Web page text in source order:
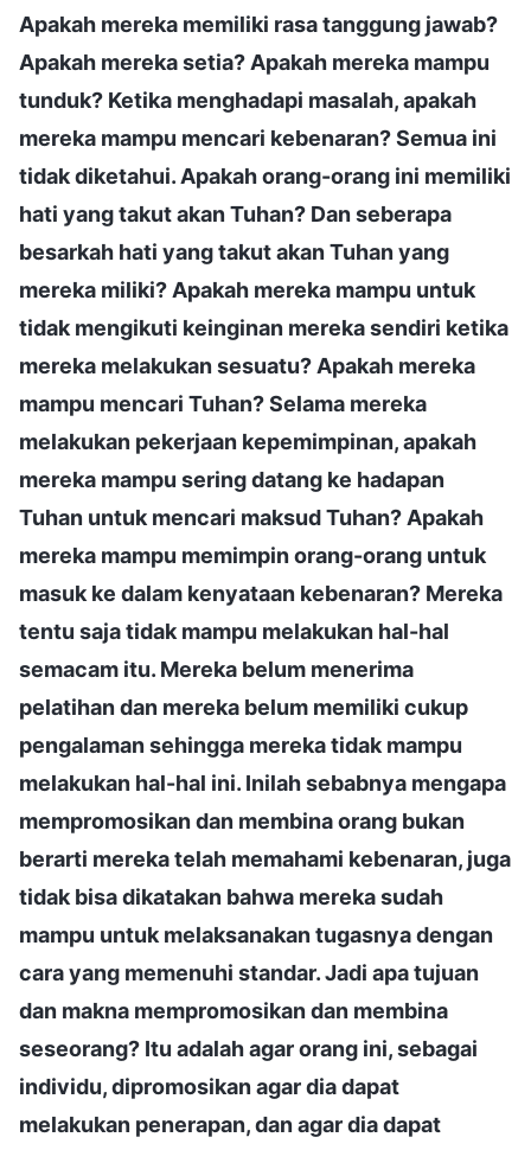
Apakah mereka memiliki rasa tanggung jawab?
Apakah mereka setia? Apakah mereka mampu
tunduk? Ketika menghadapi masalah, apakah
mereka mampu mencari kebenaran? Semua ini
tidak diketahui. Apakah orang-orang ini memiliki
hati yang takut akan Tuhan? Dan seberapa
besarkah hati yang takut akan Tuhan yang
mereka miliki? Apakah mereka mampu untuk
tidak mengikuti keinginan mereka sendiri ketika
mereka melakukan sesuatu? Apakah mereka
mampu mencari Tuhan? Selama mereka
melakukan pekerjaan kepemimpinan, apakah
mereka mampu sering datang ke hadapan
Tuhan untuk mencari maksud Tuhan? Apakah
mereka mampu memimpin orang-orang untuk
masuk ke dalam kenyataan kebenaran? Mereka
tentu saja tidak mampu melakukan hal-hal
semacam itu. Mereka belum menerima
pelatihan dan mereka belum memiliki cukup
pengalaman sehingga mereka tidak mampu
melakukan hal-hal ini. Inilah sebabnya mengapa
mempromosikan dan membina orang bukan
berarti mereka telah memahami kebenaran, juga
tidak bisa dikatakan bahwa mereka sudah
mampu untuk melaksanakan tugasnya dengan
cara yang memenuhi standar. Jadi apa tujuan
dan makna mempromosikan dan membina
seseorang? Itu adalah agar orang ini, sebagai
individu, dipromosikan agar dia dapat
melakukan penerapan, dan agar dia dapat